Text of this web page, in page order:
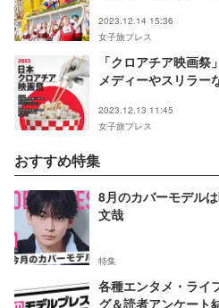
2023.12.14 15:36
女子旅プレス
「クロアチア映画
メディーやスリラー
2023.12.13 11:45
女子旅プレス
おすすめ特集
8月のカバーモデル
文哉
特集
各種エンタメ・ライ
グ＆読者アンケート